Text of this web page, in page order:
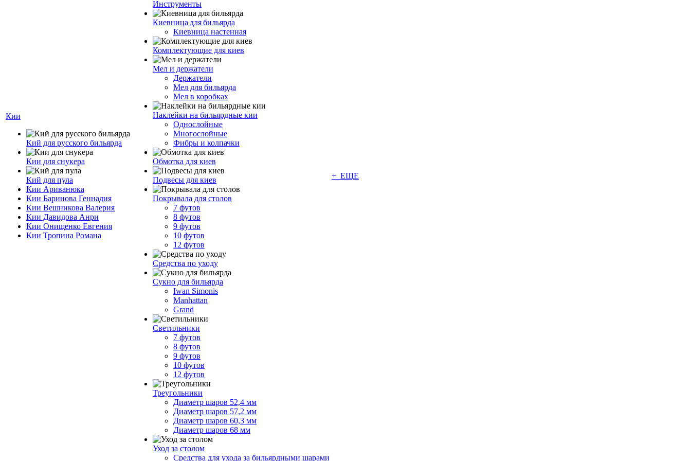
Кии
Кий для русского бильярда
Кии для снукера
Кий для пула
Кии Ариванюка
Кии Баринова Геннадия
Кии Вешникова Валерия
Кии Давидова Анри
Кии Онищенко Евгения
Кии Тропина Романа
Инструменты
Киевница для бильярда
Киевница настенная
Комплектующие для киев
Мел и держатели
Держатели
Мел для бильярда
Мел в коробках
Наклейки на бильярдные кии
Однослойные
Многослойные
Фибры и колпачки
Обмотка для киев
Подвесы для киев
Покрывала для столов
7 футов
8 футов
9 футов
10 футов
12 футов
Средства по уходу
Сукно для бильярда
Iwan Simonis
Manhattan
Grand
Светильники
7 футов
8 футов
9 футов
10 футов
12 футов
Треугольники
Диаметр шаров 52,4 мм
Диаметр шаров 57,2 мм
Диаметр шаров 60,3 мм
Диаметр шаров 68 мм
Уход за столом
Средства для ухода за бильярдными шарами
+ ЕЩЕ